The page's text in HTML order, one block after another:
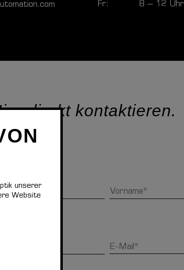
Fr:
8 – 12 Uhr
direkt kontaktieren.
unserer
Website